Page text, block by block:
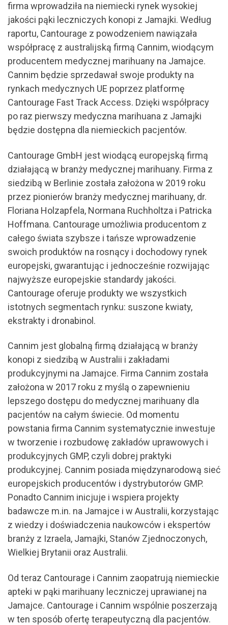
firma wprowadziła na niemiecki rynek wysokiej
jakości pąki leczniczych konopi z Jamajki. Według
raportu, Cantourage z powodzeniem nawiązała
współpracę z australijską firmą Cannim, wiodącym
producentem medycznej marihuany na Jamajce.
Cannim będzie sprzedawał swoje produkty na
rynkach medycznych UE poprzez platformę
Cantourage Fast Track Access. Dzięki współpracy
po raz pierwszy medyczna marihuana z Jamajki
będzie dostępna dla niemieckich pacjentów.
Cantourage GmbH jest wiodącą europejską firmą
działającą w branży medycznej marihuany. Firma z
siedzibą w Berlinie została założona w 2019 roku
przez pionierów branży medycznej marihuany, dr.
Floriana Holzapfela, Normana Ruchholtza i Patricka
Hoffmana. Cantourage umożliwia producentom z
całego świata szybsze i tańsze wprowadzenie
swoich produktów na rosnący i dochodowy rynek
europejski, gwarantując i jednocześnie rozwijając
najwyższe europejskie standardy jakości.
Cantourage oferuje produkty we wszystkich
istotnych segmentach rynku: suszone kwiaty,
ekstrakty i dronabinol.
Cannim jest globalną firmą działającą w branży
konopi z siedzibą w Australii i zakładami
produkcyjnymi na Jamajce. Firma Cannim została
założona w 2017 roku z myślą o zapewnieniu
lepszego dostępu do medycznej marihuany dla
pacjentów na całym świecie. Od momentu
powstania firma Cannim systematycznie inwestuje
w tworzenie i rozbudowę zakładów uprawowych i
produkcyjnych GMP, czyli dobrej praktyki
produkcyjnej. Cannim posiada międzynarodową sieć
europejskich producentów i dystrybutorów GMP.
Ponadto Cannim inicjuje i wspiera projekty
badawcze m.in. na Jamajce i w Australii, korzystając
z wiedzy i doświadczenia naukowców i ekspertów
branży z Izraela, Jamajki, Stanów Zjednoczonych,
Wielkiej Brytanii oraz Australii.
Od teraz Cantourage i Cannim zaopatrują niemieckie
apteki w pąki marihuany leczniczej uprawianej na
Jamajce. Cantourage i Cannim wspólnie poszerzają
w ten sposób ofertę terapeutyczną dla pacjentów.